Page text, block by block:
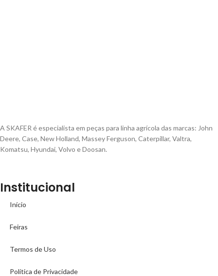
A SKAFER é especialista em peças para linha agrícola das marcas: John
Deere, Case, New Holland, Massey Ferguson, Caterpillar, Valtra,
Komatsu, Hyundai, Volvo e Doosan.
Institucional
Início
Feiras
Termos de Uso
Política de Privacidade